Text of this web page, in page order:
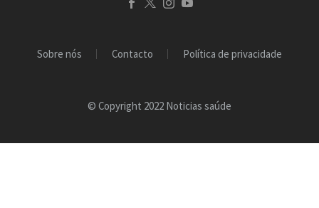
Sobre nós Contacto Política de privacidade
© Copyright 2022 Noticias saúde